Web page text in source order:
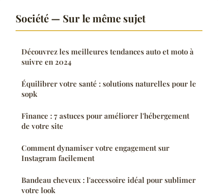
Société — Sur le même sujet
Découvrez les meilleures tendances auto et moto à
suivre en 2024
Équilibrer votre santé : solutions naturelles pour le
sopk
Finance : 7 astuces pour améliorer l'hébergement
de votre site
Comment dynamiser votre engagement sur
Instagram facilement
Bandeau cheveux : l'accessoire idéal pour sublimer
votre look